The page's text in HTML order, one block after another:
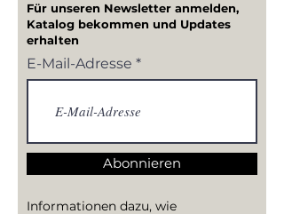
Für unseren Newsletter anmelden,
Katalog bekommen und Updates
erhalten
E-Mail-Adresse
Abonnieren
Informationen dazu, wie